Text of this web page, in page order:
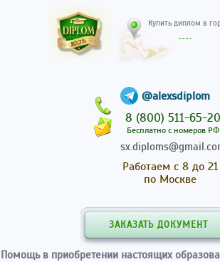
@alexsdiplom
8 (800) 511-65-20
Бесплатно с номеров РФ
Работаем с 8 до 21
по Москве
ЗАКАЗАТЬ ДОКУМЕНТ
Помощь в приобретении настоящих